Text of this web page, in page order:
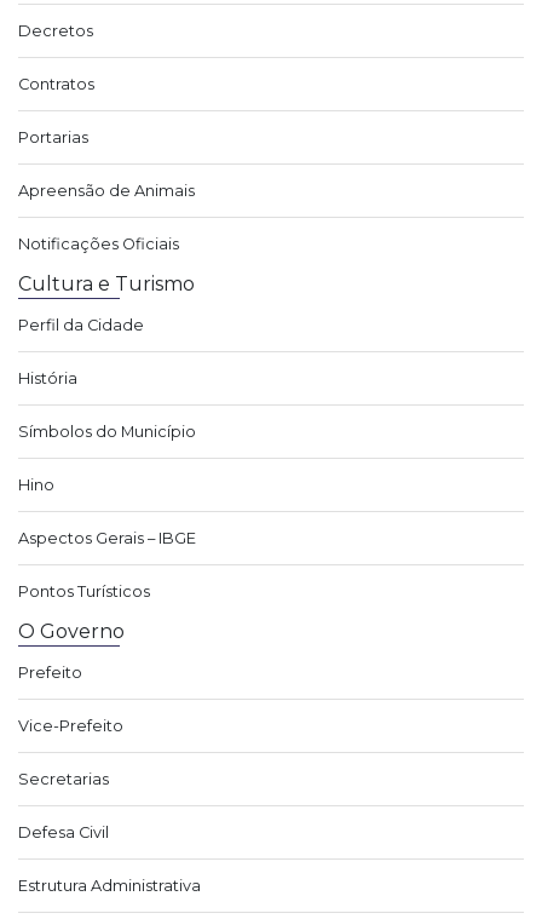
Decretos
Contratos
Portarias
Apreensão de Animais
Notificações Oficiais
Cultura e Turismo
Perfil da Cidade
História
Símbolos do Município
Hino
Aspectos Gerais – IBGE
Pontos Turísticos
O Governo
Prefeito
Vice-Prefeito
Secretarias
Defesa Civil
Estrutura Administrativa